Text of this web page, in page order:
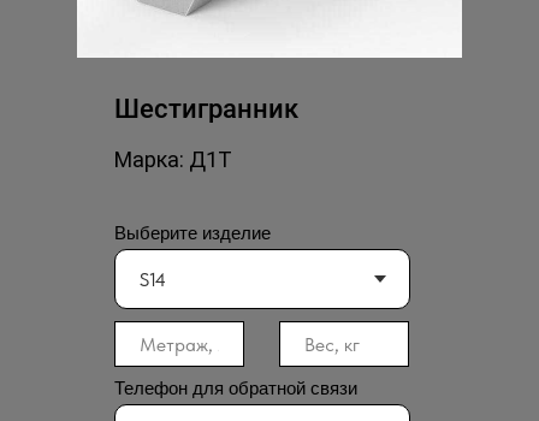
Шестигранник
Выберите изделие
Марка: Д1Т
Телефон для обратной связи